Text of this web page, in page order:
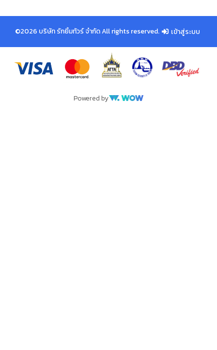
©2026 บริษัท รักยิ้มทัวร์ จำกัด All rights reserved. เข้าสู่ระบบ
Powered by